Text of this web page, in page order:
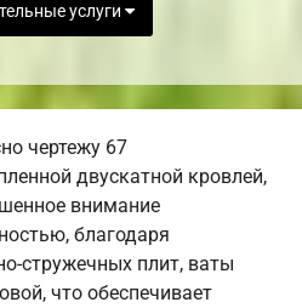
услуги
чертежу 67
двускатной кровлей,
внимание
благодаря
стружечных плит, ваты
что обеспечивает